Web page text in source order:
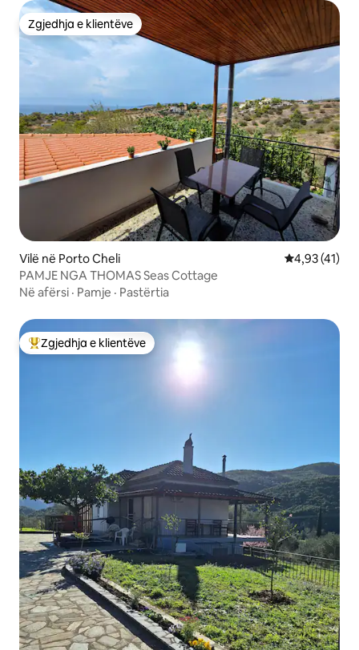
Zgjedhja e klientëve
Zgjedhja e klientëve
Vilë në Porto Cheli Vlerësimi
4,93 (41)
PAMJE NGA THOMAS Seas Cottage
Në afërsi · Pamje · Pastërtia
Më të mirat e zgjedhjeve të klientëve
Zgjedhja e klientëve